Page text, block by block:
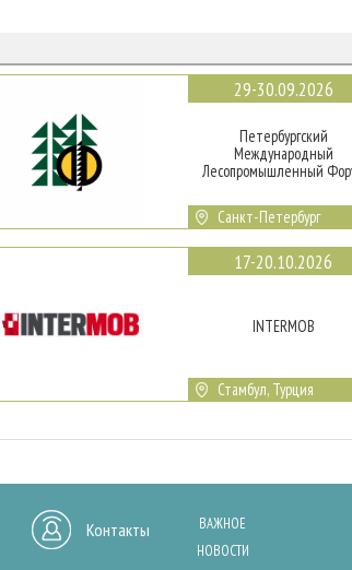
29-30.09.2026
Петербургский
Международный
Лесопромышленный
Санкт-Петербург
17-20.10.2026
INTERMOB
Стамбул, Турция
Контакты
ВАЖНОЕ
НОВОСТИ